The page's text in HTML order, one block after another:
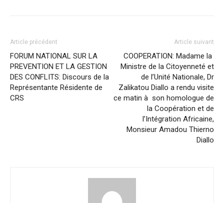
Article précédent
FORUM NATIONAL SUR LA
PREVENTION ET LA GESTION
DES CONFLITS: Discours de la
Représentante Résidente de
CRS
Article suivant
COOPERATION: Madame la
Ministre de la Citoyenneté et
de l’Unité Nationale, Dr
Zalikatou Diallo a rendu visite
ce matin à son homologue de
la Coopération et de
l’Intégration Africaine,
Monsieur Amadou Thierno
Diallo